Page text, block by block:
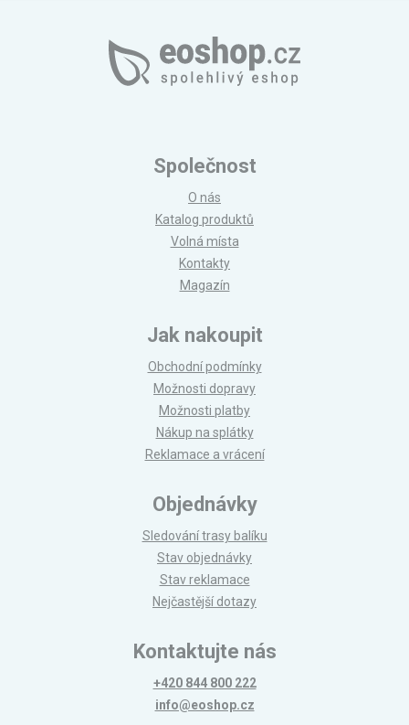
Společnost
O nás
Katalog produktů
Volná místa
Kontakty
Magazín
Jak nakoupit
Obchodní podmínky
Možnosti dopravy
Možnosti platby
Nákup na splátky
Reklamace a vrácení
Objednávky
Sledování trasy balíku
Stav objednávky
Stav reklamace
Nejčastější dotazy
Kontaktujte nás
+420 844 800 222
info@eoshop.cz